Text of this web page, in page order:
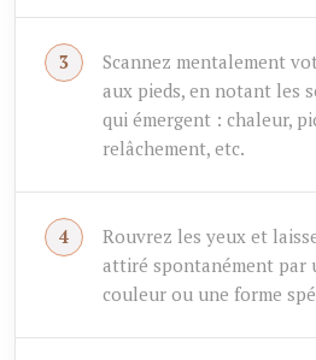
Scannez mentalement
aux pieds, en notant les
qui émergent : chaleur,
relâchement, etc.
Rouvrez les yeux et
attiré spontanément par
couleur ou une forme